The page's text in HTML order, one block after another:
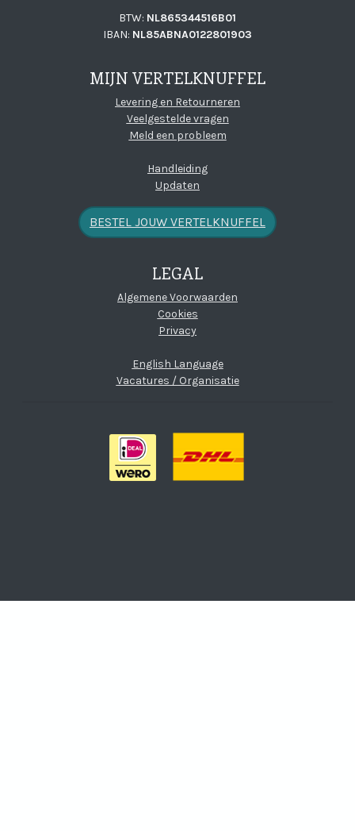
BTW: NL865344516B01
IBAN: NL85ABNA0122801903
MIJN VERTELKNUFFEL
Levering en Retourneren
Veelgestelde vragen
Meld een probleem
Handleiding
Updaten
BESTEL JOUW VERTELKNUFFEL
LEGAL
Algemene Voorwaarden
Cookies
Privacy
English Language
Vacatures / Organisatie